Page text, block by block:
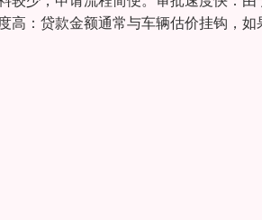
高：贷款金额通常与车辆估价挂钩，如